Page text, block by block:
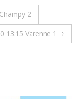
2
13:15 Varenne 1